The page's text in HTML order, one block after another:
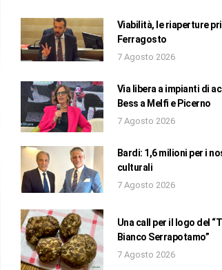
Viabilità, le riaperture
Ferragosto
7 Agosto 2026
Via libera a impianti di
Bess a Melfi e Picerno
7 Agosto 2026
Bardi: 1,6 milioni per i
culturali
7 Agosto 2026
Una call per il logo del
Bianco Serrapotamo”
7 Agosto 2026